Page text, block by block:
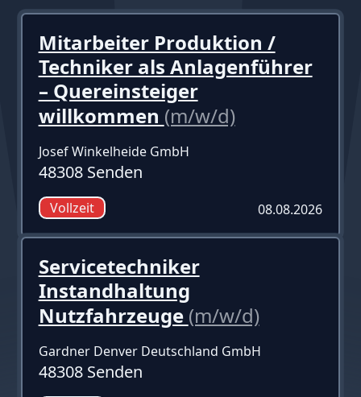
Mitarbeiter Produktion /
Techniker als Anlagenführer
– Quereinsteiger
willkommen (m/w/d)
Josef Winkelheide GmbH
48308 Senden
Vollzeit 08.08.2026
Servicetechniker
Instandhaltung
Nutzfahrzeuge (m/w/d)
Gardner Denver Deutschland GmbH
48308 Senden